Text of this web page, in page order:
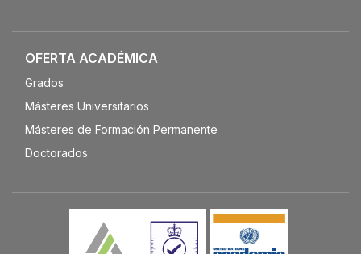
OFERTA ACADÉMICA
Grados
Másteres Universitarios
Másteres de Formación Permanente
Doctorados